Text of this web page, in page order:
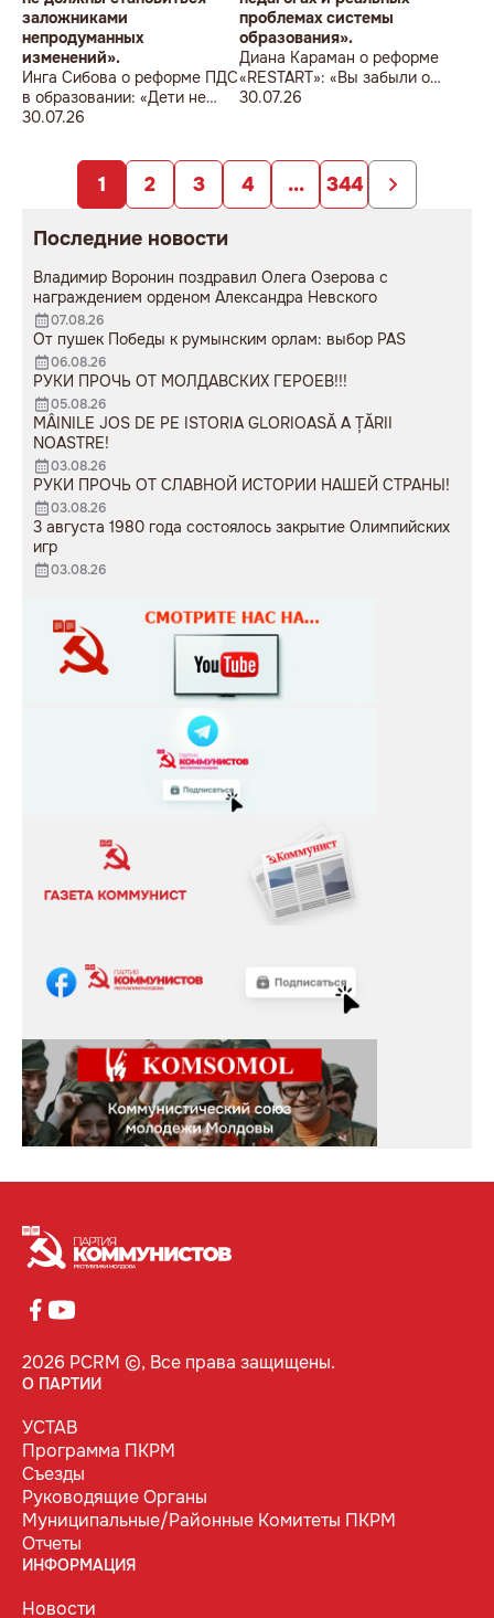
заложниками
непродуманных
изменений».
Инга Сибова о реформе ПДС
в образовании: «Дети не
должны становиться
непродуманных изменений».
30.07.26
проблемах системы
образования».
Диана Караман о реформе
«RESTART»: «Вы забыли о
педагогах и реальных
30.07.26
1 2 3 4 ... 344
Последние новости
Владимир Воронин поздравил Олега Озерова с
награждением орденом Александра Невского
07.08.26
От пушек Победы к румынским орлам: выбор PAS
06.08.26
РУКИ ПРОЧЬ ОТ МОЛДАВСКИХ ГЕРОЕВ!!!
05.08.26
MÂINILE JOS DE PE ISTORIA GLORIOASĂ A ȚĂRII
NOASTRE!
03.08.26
РУКИ ПРОЧЬ ОТ СЛАВНОЙ ИСТОРИИ НАШЕЙ СТРАНЫ!
03.08.26
3 августа 1980 года состоялось закрытие Олимпийских
игр
03.08.26
2026 PCRM ©, Все права защищены.
О ПАРТИИ
УСТАВ
Программа ПКРМ
Съезды
Руководящие Органы
Муниципальные/Районные Комитеты ПКРМ
Отчеты
ИНФОРМАЦИЯ
Новости